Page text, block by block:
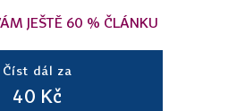
JEŠTĚ 60 % ČLÁNKU
Číst dál za
40 Kč